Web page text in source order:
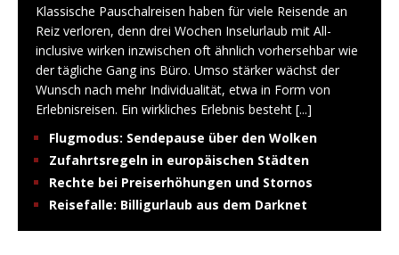
Klassische Pauschalreisen haben für viele Reisende an
Reiz verloren, denn drei Wochen Inselurlaub mit All-
inclusive wirken inzwischen oft ähnlich vorhersehbar wie
der tägliche Gang ins Büro. Umso stärker wächst der
Wunsch nach mehr Individualität, etwa in Form von
Erlebnisreisen. Ein wirkliches Erlebnis besteht [...]
Flugmodus: Sendepause über den Wolken
Zufahrtsregeln in europäischen Städten
Rechte bei Preiserhöhungen und Stornos
Reisefalle: Billigurlaub aus dem Darknet